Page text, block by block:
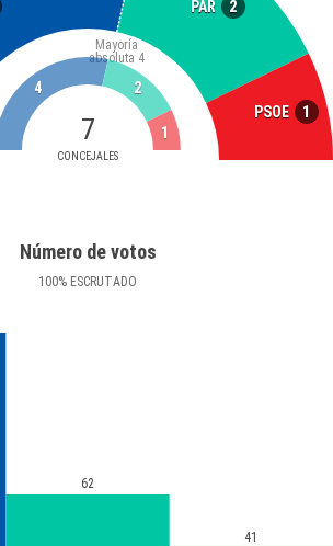
PAR 2
PSOE 1
7
CONCEJALES
Mayoría
absoluta 4
4 2
1
Número de votos
100% ESCRUTADO
62
41